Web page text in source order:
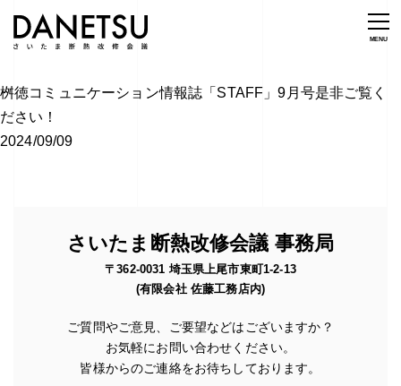
桝徳コミュニケーション情報誌「STAFF」9月号是非ご覧く
ださい！
2024/09/09
さいたま断熱改修会議 事務局
〒362-0031 埼玉県上尾市東町1-2-13
(有限会社 佐藤工務店内)
ご質問やご意見、ご要望などはございますか？
お気軽にお問い合わせください。
皆様からのご連絡をお待ちしております。